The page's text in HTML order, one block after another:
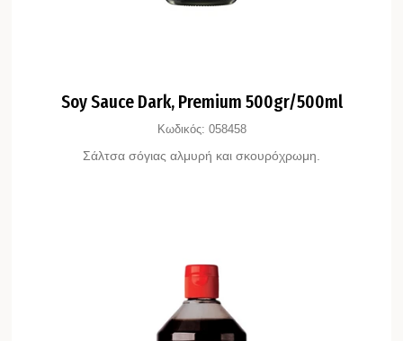
Soy Sauce Dark, Premium 500gr/500ml
Κωδικός: 058458
Σάλτσα σόγιας αλμυρή και σκουρόχρωμη.